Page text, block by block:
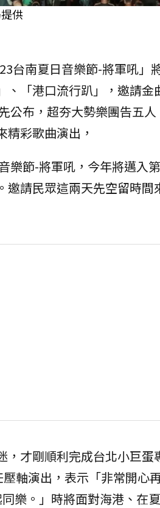
供
台南夏日音樂節-將軍吼」
、「港口流行趴」，邀請
公布，超夯大勢樂團告五
彩歌曲演出，
樂節-將軍吼，今年將邁入
邀請民眾這兩天先空留時
，才剛順利完成台北小巨
軸演出，表示「非常開心
樂。」時將面對海港、在